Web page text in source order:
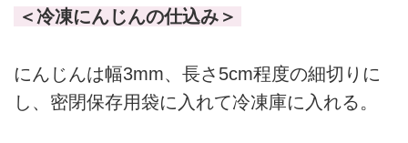
＜冷凍にんじんの仕込み＞
にんじんは幅3mm、長さ5cm程度の細切りに
し、密閉保存用袋に入れて冷凍庫に入れる。